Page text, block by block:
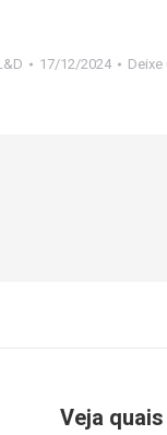
17/12/2024
Veja